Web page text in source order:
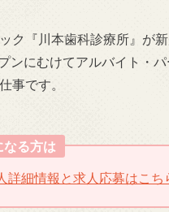
ク『川本歯科診療所』が
ンにむけてアルバイト・
事です。
なる方は
詳細情報と求人応募はこち